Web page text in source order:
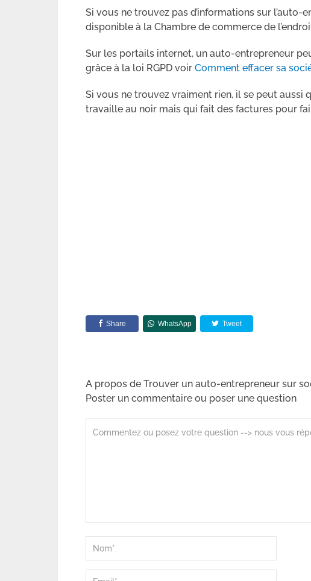
Si vous ne trouvez pas d’informations sur
disponible à la Chambre de commerce de
Sur les portails internet, un auto-entrepreneur
grâce à la loi RGPD voir Comment effacer sa
Si vous ne trouvez vraiment rien, il se peut aussi
travaille au noir mais qui fait des factures pour
Share WhatsApp Tweet
A propos de Trouver un auto-entrepreneur sur
Poster un commentaire ou poser une question